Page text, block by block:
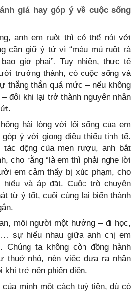
giá hay góp ý về cuộc sống
anh em ruột thì có thể nói với
cần giữ ý tứ vì “máu mủ ruột rà
giờ phai”. Tuy nhiên, thực tế
trưởng thành, có cuộc sống và
thẳng thắn quá mức – nếu không
đôi khi lại trở thành nguyên nhân
hài lòng với lối sống của em
ý với giọng điệu thiếu tinh tế.
tác động của men rượu, anh bắt
cho rằng “là em thì phải nghe lời
em cảm thấy bị xúc phạm, cho
hiểu và áp đặt. Cuộc trò chuyện
từ ý tốt, cuối cùng lại biến thành
mỗi người một hướng – đi học,
sự hiểu nhau giữa anh chị em
Chúng ta không còn đồng hành
thuở nhỏ, nên việc đưa ra nhận
khi trở nên phiến diện.
mình một cách tuỳ tiện, dù có